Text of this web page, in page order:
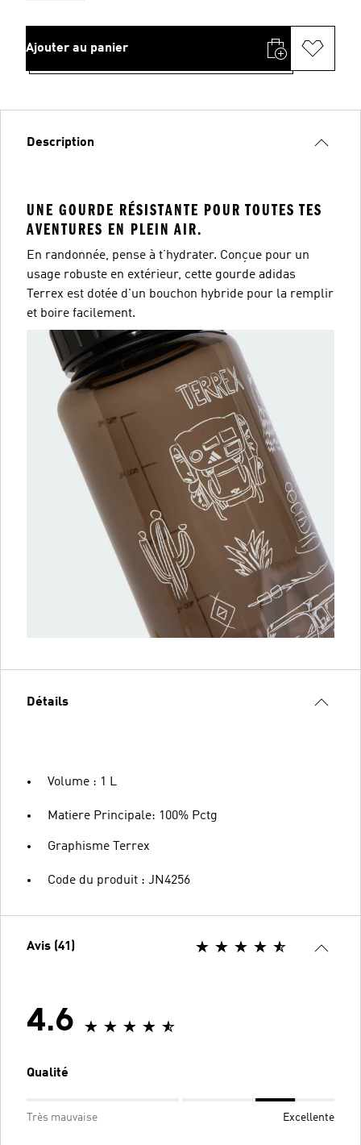
Ajouter au panier
Description
UNE GOURDE RÉSISTANTE POUR TOUTES TES
AVENTURES EN PLEIN AIR.
En randonnée, pense à t’hydrater. Conçue pour un
usage robuste en extérieur, cette gourde adidas
Terrex est dotée d'un bouchon hybride pour la remplir
et boire facilement.
Détails
Volume : 1 L
Matiere Principale: 100% Pctg
Graphisme Terrex
Code du produit : JN4256
Avis (41)
4.6
Qualité
Très mauvaise Excellente